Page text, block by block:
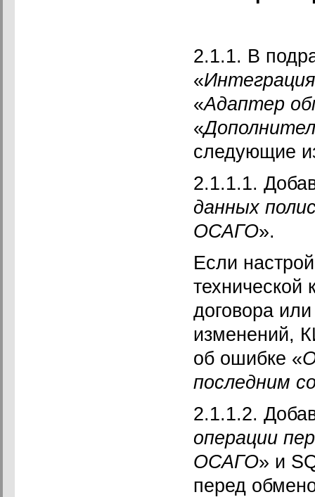
2.1.1. В
«
«Адаптер
«
следующие
2.1.1.1.
данных
ОСАГО».
Если
технической
договора
изменений,
об ошибке «
последним
2.1.1.2.
операции
ОСАГО» и
перед